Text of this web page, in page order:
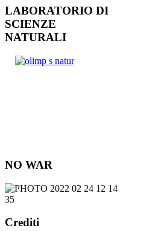
LABORATORIO DI
SCIENZE
NATURALI
NO WAR
Crediti